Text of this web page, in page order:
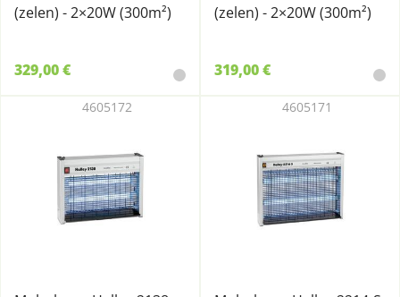
(zelen) - 2×20W (300m²)
329,00 €
(zelen) - 2×20W (300m²)
319,00 €
4605172 4605171